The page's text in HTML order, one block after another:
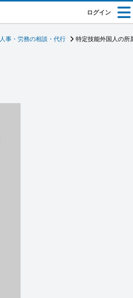
ログイン
人事・労務の相談・代行 特定技能外国人の所